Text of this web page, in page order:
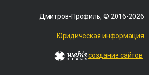
Дмитров-Профиль, © 2016-2026
Юридическая информация
создание сайтов